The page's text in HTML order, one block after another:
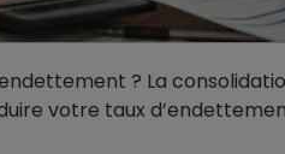
? La
votre taux